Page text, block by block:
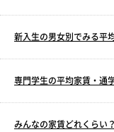
新入生の男女別でみる平
専門学生の平均家賃・通
みんなの家賃どれくらい